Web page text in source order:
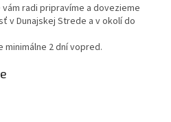
radi pripravíme a dovezieme
v Dunajskej Strede a v okolí do
2 dní vopred.